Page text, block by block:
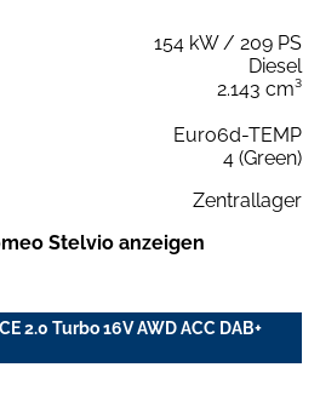
154 kW / 209 PS
Diesel
2.143 cm³
Euro6d-TEMP
4 (Green)
Zentrallager
Stelvio anzeigen
2.0 Turbo 16V AWD ACC DAB+